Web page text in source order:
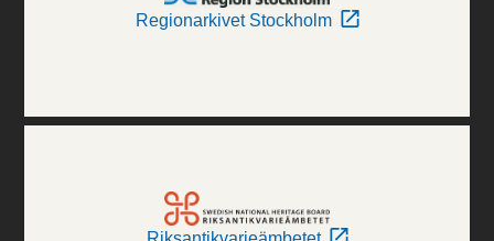
Regionarkivet Stockholm